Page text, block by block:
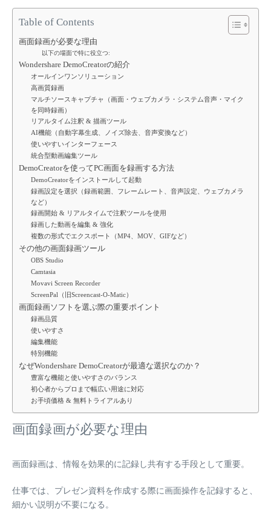
Table of Contents
画面録画が必要な理由
以下の場面で特に役立つ:
Wondershare DemoCreatorの紹介
オールインワンソリューション
高画質録画
マルチソースキャプチャ（画面・ウェブカメラ・システム音声・マイク
を同時録画）
リアルタイム注釈 & 描画ツール
AI機能（自動字幕生成、ノイズ除去、音声変換など）
使いやすいインターフェース
統合型動画編集ツール
DemoCreatorを使ってPC画面を録画する方法
DemoCreatorをインストールして起動
録画設定を選択（録画範囲、フレームレート、音声設定、ウェブカメラ
など）
録画開始 & リアルタイムで注釈ツールを使用
録画した動画を編集 & 強化
複数の形式でエクスポート（MP4、MOV、GIFなど）
その他の画面録画ツール
OBS Studio
Camtasia
Movavi Screen Recorder
ScreenPal（旧Screencast-O-Matic）
画面録画ソフトを選ぶ際の重要ポイント
録画品質
使いやすさ
編集機能
特別機能
なぜWondershare DemoCreatorが最適な選択なのか？
豊富な機能と使いやすさのバランス
初心者からプロまで幅広い用途に対応
お手頃価格 & 無料トライアルあり
画面録画が必要な理由
画面録画は、情報を効果的に記録し共有する手段として重要。
仕事では、プレゼン資料を作成する際に画面操作を記録すると、
細かい説明が不要になる。